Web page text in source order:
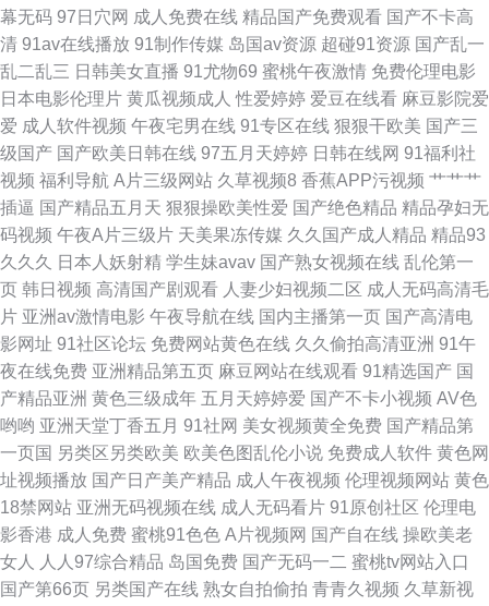
视频 1024成人在线观看 成人福利网 欧美成成人网站久久 91精品最新地址
精品成人红杏 四虎影库www麻豆 91人妻人人操人人 欧美人妖网站 91九色国
产精东 黄色网址求推荐 五月社区色 91在线大 欧美成人久久六月色三 91国产
超碰在线 丁香五月社区 偷拍福利导航 AV福利免费播放 欧美资源网 91夫妻
交友 国产精品海角大神 日韩综合乱伦社区 91色资源站 国自区视频50页 丝腿
打炮 91秦先生视频系列 微拍足交福利 九九99蜜桃视频 影音先锋资源av熟女
爱爱三级伦理 欧美日韩成人综合视频 91午夜影院 加勒比性爱资源 三级经典
视频黄色 精品在线视频2 亚洲日韩在线东方AV 不卡av影院在线观看 欧美人
妖系列 91精品视频在线免费 国产精品自拍在线 视频国产99 91人妻在线视频
国厂精品观看 五月天婷婷成人网址 91资源碰碰 玖玖热99 影音先锋成人A片
www馃ぉw91 女忧在线观看 91AV播 免费足交在线观看 不卡av在线电影网
幕无码 97日穴网 成人免费在线 精品国产免费观看 国产不卡高
清 91av在线播放 91制作传媒 岛国av资源 超碰91资源 国产乱一
乱二乱三 日韩美女直播 91尤物69 蜜桃午夜激情 免费伦理电影
日本电影伦理片 黄瓜视频成人 性爱婷婷 爱豆在线看 麻豆影院爱
爱 成人软件视频 午夜宅男在线 91专区在线 狠狠干欧美 国产三
级国产 国产欧美日韩在线 97五月天婷婷 日韩在线网 91福利社
视频 福利导航 A片三级网站 久草视频8 香蕉APP污视频 艹艹艹
插逼 国产精品五月天 狠狠操欧美性爱 国产绝色精品 精品孕妇无
码视频 午夜A片三级片 天美果冻传媒 久久国产成人精品 精品93
久久久
日本人妖射精 学生妹avav 国产熟女视频在线 乱伦第一
页 韩日视频 高清国产剧观看 人妻少妇视频二区 成人无码高清毛
片 亚洲av激情电影 午夜导航在线 国内主播第一页 国产高清电
影网址 91社区论坛 免费网站黄色在线 久久偷拍高清亚洲 91午
夜在线免费 亚洲精品第五页 麻豆网站在线观看 91精选国产 国
产精品亚洲 黄色三级成年 五月天婷婷爱 国产不卡小视频 AV色
哟哟 亚洲天堂丁香五月 91社网 美女视频黄全免费 国产精品第
一页国 另类区另类欧美 欧美色图乱伦小说 免费成人软件 黄色网
址视频播放 国产日产美产精品 成人午夜视频 伦理视频网站 黄色
18禁网站 亚洲无码视频在线 成人无码看片 91原创社区 伦理电
影香港 成人免费 蜜桃91色色 A片视频网 国产自在线 操欧美老
女人
人人97综合精品 岛国免费 国产无码一二 蜜桃tv网站入口
国产第66页 另类国产在线 熟女自拍偷拍 青青久视频 久草新视